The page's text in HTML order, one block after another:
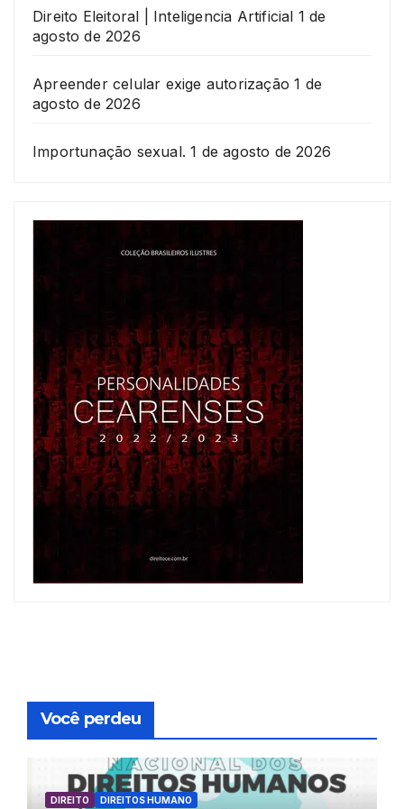
Direito Eleitoral | Inteligencia Artificial 1 de
agosto de 2026
Apreender celular exige autorização 1 de
agosto de 2026
Importunação sexual. 1 de agosto de 2026
Você perdeu
DIREITO DIREITOS HUMANO